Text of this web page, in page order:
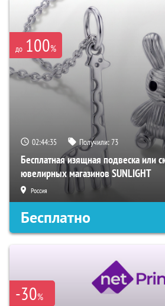
до 100%
02:44:34 Получили:73
Бесплатная изящная подвеска или
ювелирных магазинов SUNLIGHT
Россия
Бесплатно
-30%